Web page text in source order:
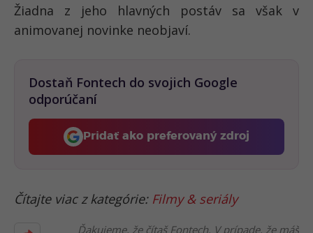
Žiadna z jeho hlavných postáv sa však v
animovanej novinke neobjaví.
Dostaň Fontech do svojich Google
odporúčaní
Pridať ako preferovaný zdroj
Fontech, odkaz sa otvorí v
Čítajte viac z kategórie: Filmy & seriály
Ďakujeme, že čítaš Fontech. V prípade, že máš